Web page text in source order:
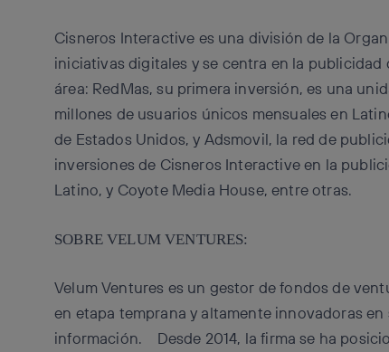
Cisneros Interactive es una división de la
iniciativas digitales y se centra en la
área: RedMas, su primera inversión, es una
millones de usuarios únicos mensuales en
de Estados Unidos, y Adsmovil, la red de
inversiones de Cisneros Interactive en la
Latino, y Coyote Media House, entre otras.
SOBRE VELUM VENTURES:
Velum Ventures es un gestor de fondos de
en etapa temprana y altamente innovadoras
información. Desde 2014, la firma se ha